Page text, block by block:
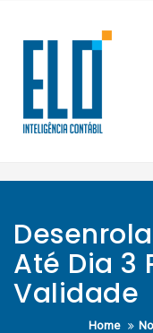
content
Até Dia 3
Validade
Home